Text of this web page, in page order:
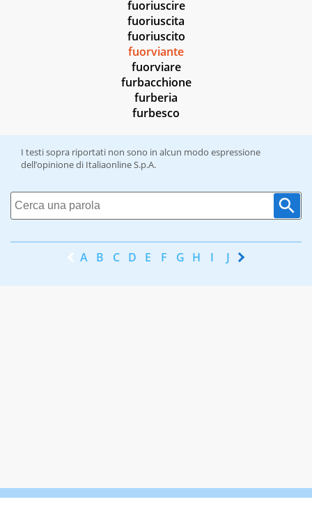
fuoriuscire
fuoriuscita
fuoriuscito
fuorviante
fuorviare
furbacchione
furberia
furbesco
I testi sopra riportati non sono in alcun modo espressione
dell’opinione di Italiaonline S.p.A.
A B C D E F G H I J K